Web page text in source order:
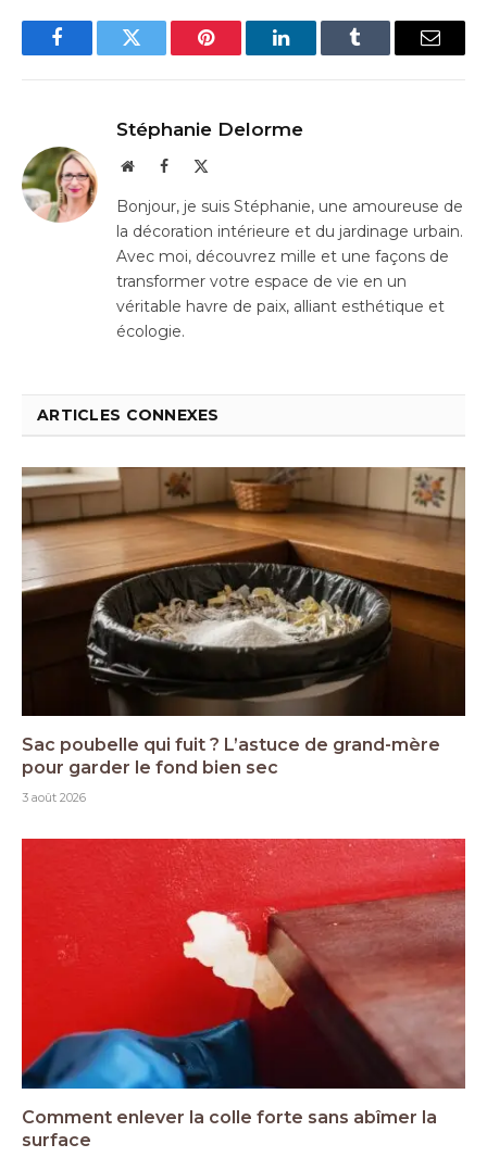
FacebookTwitter Pinterest LinkedInTumblr Email
Stéphanie Delorme
WebsiteFacebook
Bonjour, je suis Stéphanie, une amoureuse de
la décoration intérieure et du jardinage urbain.
Avec moi, découvrez mille et une façons de
transformer votre espace de vie en un
véritable havre de paix, alliant esthétique et
écologie.
ARTICLES CONNEXES
Sac poubelle qui fuit ? L’astuce de grand-mère
pour garder le fond bien sec
3 août 2026
Comment enlever la colle forte sans abîmer la
surface